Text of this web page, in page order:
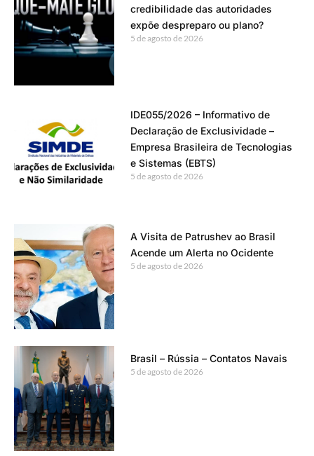
credibilidade das autoridades
expõe despreparo ou plano?
5 de agosto de 2026
IDE055/2026 – Informativo de
Declaração de Exclusividade –
Empresa Brasileira de Tecnologias
e Sistemas (EBTS)
5 de agosto de 2026
A Visita de Patrushev ao Brasil
Acende um Alerta no Ocidente
5 de agosto de 2026
Brasil – Rússia – Contatos Navais
5 de agosto de 2026